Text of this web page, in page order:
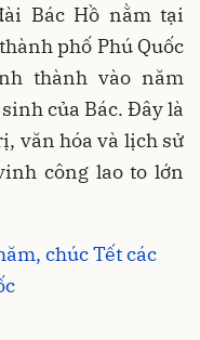
Bác Hồ nằm tại
phố Phú Quốc
thành vào năm
của Bác. Đây là
văn hóa và lịch sử
công lao to lớn
chúc Tết các